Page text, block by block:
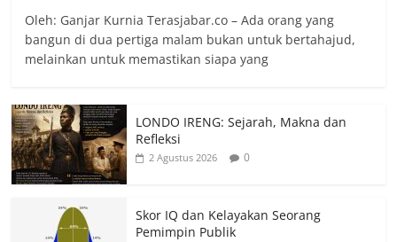
Oleh: Ganjar Kurnia Terasjabar.co – Ada orang yang
bangun di dua pertiga malam bukan untuk bertahajud,
melainkan untuk memastikan siapa yang
LONDO IRENG: Sejarah, Makna dan
Refleksi
2 Agustus 2026 0
Skor IQ dan Kelayakan Seorang
Pemimpin Publik